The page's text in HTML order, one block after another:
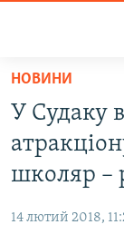
Перейти
основного
матеріалу
Перейти
до
основної
ВОДА.КРИМ
ВІДЕО ТА
БЛОГИ
НОВИНИ
У Судаку
школяр –
14 лютий 2018,